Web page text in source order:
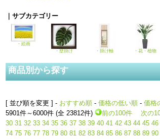
｜サブカテゴリー
・絵画
・壁掛け
・掛け軸 ・花・植物
商品別から探す
[ 並び順を変更 ] - おすすめ順 - 価格の低い順 - 価格
5901件～6000件 (全 23812件)
前の100件 次の
30 31 32 33 34 35 36 37 38 39 40 41 42 43 44 45 46
74 75 76 77 78 79 80 81 82 83 84 85 86 87 88 89 90